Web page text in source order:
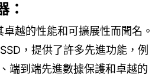
：
卓越的性能和可擴展性而聞名。
SSD ，提供了許多先進功能，例
端到端先進數據保護和卓越的